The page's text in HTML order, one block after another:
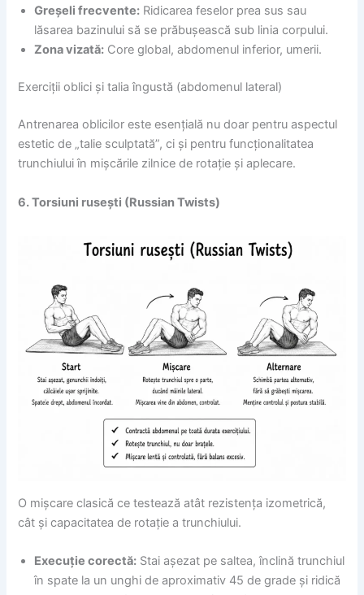
Greșeli frecvente: Ridicarea feselor prea sus sau
lăsarea bazinului să se prăbușească sub linia corpului.
Zona vizată: Core global, abdomenul inferior, umerii.
Exerciții oblici și talia îngustă (abdomenul lateral)
Antrenarea oblicilor este esențială nu doar pentru aspectul
estetic de „talie sculptată”, ci și pentru funcționalitatea
trunchiului în mișcările zilnice de rotație și aplecare.
6. Torsiuni rusești (Russian Twists)
O mișcare clasică ce testează atât rezistența izometrică,
cât și capacitatea de rotație a trunchiului.
Execuție corectă: Stai așezat pe saltea, înclină trunchiul
în spate la un unghi de aproximativ 45 de grade și ridică